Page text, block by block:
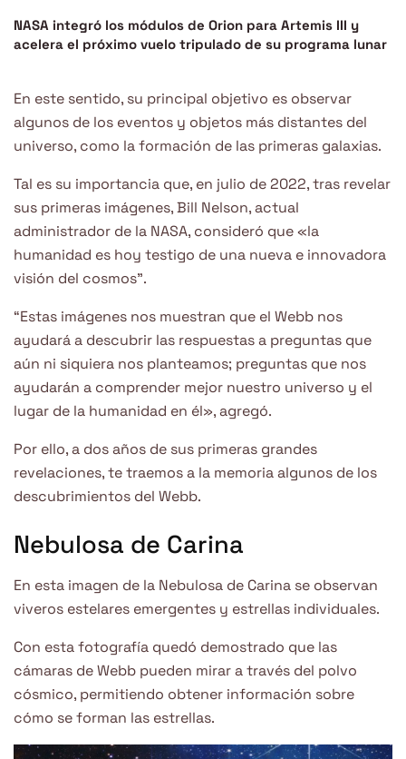
NASA integró los módulos de Orion para Artemis III y
acelera el próximo vuelo tripulado de su programa lunar
En este sentido, su principal objetivo es observar
algunos de los eventos y objetos más distantes del
universo, como la formación de las primeras galaxias.
Tal es su importancia que, en julio de 2022, tras revelar
sus primeras imágenes, Bill Nelson, actual
administrador de la NASA, consideró que «la
humanidad es hoy testigo de una nueva e innovadora
visión del cosmos”.
“Estas imágenes nos muestran que el Webb nos
ayudará a descubrir las respuestas a preguntas que
aún ni siquiera nos planteamos; preguntas que nos
ayudarán a comprender mejor nuestro universo y el
lugar de la humanidad en él», agregó.
Por ello, a dos años de sus primeras grandes
revelaciones, te traemos a la memoria algunos de los
descubrimientos del Webb.
Nebulosa de Carina
En esta imagen de la Nebulosa de Carina se observan
viveros estelares emergentes y estrellas individuales.
Con esta fotografía quedó demostrado que las
cámaras de Webb pueden mirar a través del polvo
cósmico, permitiendo obtener información sobre
cómo se forman las estrellas.